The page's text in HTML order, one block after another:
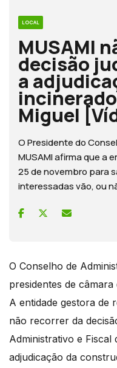
LOCAL
MUSAMI
decisão
a
Miguel
O Presidente do
MUSAMI afirma que a
25 de novembro para
interessadas vão, ou
O Conselho de
presidentes de câmara
A entidade gestora de
não recorrer da
Administrativo e Fiscal
adjudicação da